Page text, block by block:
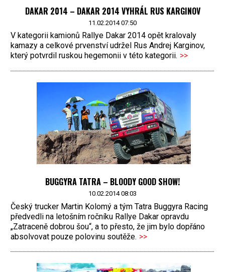
DAKAR 2014 – DAKAR 2014 VYHRÁL RUS KARGINOV
11.02.2014 07:50
V kategorii kamionů Rallye Dakar 2014 opět kralovaly
kamazy a celkové prvenství udržel Rus Andrej Karginov,
který potvrdil ruskou hegemonii v této kategorii. >>
BUGGYRA TATRA – BLOODY GOOD SHOW!
10.02.2014 08:03
Český trucker Martin Kolomý a tým Tatra Buggyra Racing
předvedli na letošním ročníku Rallye Dakar opravdu
„Zatraceně dobrou šou“, a to přesto, že jim bylo dopřáno
absolvovat pouze polovinu soutěže. >>